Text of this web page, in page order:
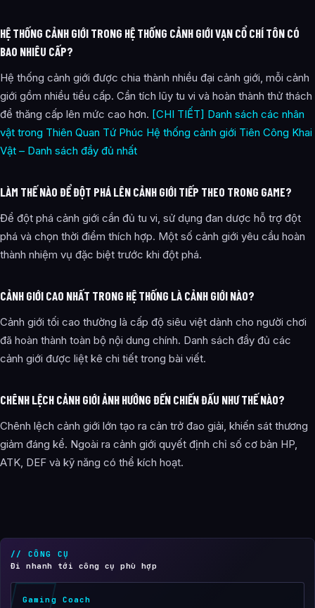
HỆ THỐNG CẢNH GIỚI TRONG HỆ THỐNG CẢNH GIỚI VẠN CỔ CHÍ TÔN CÓ
BAO NHIÊU CẤP?
Hệ thống cảnh giới được chia thành nhiều đại cảnh giới, mỗi cảnh
giới gồm nhiều tiểu cấp. Cần tích lũy tu vi và hoàn thành thử thách
để thăng cấp lên mức cao hơn. [CHI TIẾT] Danh sách các nhân
vật trong Thiên Quan Tứ Phúc Hệ thống cảnh giới Tiên Công Khai
Vật – Danh sách đầy đủ nhất
LÀM THẾ NÀO ĐỂ ĐỘT PHÁ LÊN CẢNH GIỚI TIẾP THEO TRONG GAME?
Để đột phá cảnh giới cần đủ tu vi, sử dụng đan dược hỗ trợ đột
phá và chọn thời điểm thích hợp. Một số cảnh giới yêu cầu hoàn
thành nhiệm vụ đặc biệt trước khi đột phá.
CẢNH GIỚI CAO NHẤT TRONG HỆ THỐNG LÀ CẢNH GIỚI NÀO?
Cảnh giới tối cao thường là cấp độ siêu việt dành cho người chơi
đã hoàn thành toàn bộ nội dung chính. Danh sách đầy đủ các
cảnh giới được liệt kê chi tiết trong bài viết.
CHÊNH LỆCH CẢNH GIỚI ẢNH HƯỞNG ĐẾN CHIẾN ĐẤU NHƯ THẾ NÀO?
Chênh lệch cảnh giới lớn tạo ra cản trở đao giải, khiến sát thương
giảm đáng kể. Ngoài ra cảnh giới quyết định chỉ số cơ bản HP,
ATK, DEF và kỹ năng có thể kích hoạt.
// CÔNG CỤ
Đi nhanh tới công cụ phù hợp
Gaming Coach